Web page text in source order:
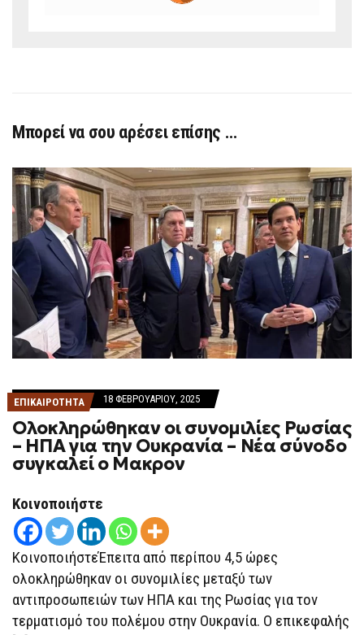
Μπορεί να σου αρέσει επίσης …
ΕΠΙΚΑΙΡΟΤΗΤΑ 18 ΦΕΒΡΟΥΑΡΊΟΥ, 2025
Ολοκληρώθηκαν οι συνομιλίες Ρωσίας
– ΗΠΑ για την Ουκρανία – Nέα σύνοδο
συγκαλεί ο Μακρον
Κοινοποιήστε
ΚοινοποιήστεΈπειτα από περίπου 4,5 ώρες
ολοκληρώθηκαν οι συνομιλίες μεταξύ των
αντιπροσωπειών των ΗΠΑ και της Ρωσίας για τον
τερματισμό του πολέμου στην Ουκρανία. Ο επικεφαλής